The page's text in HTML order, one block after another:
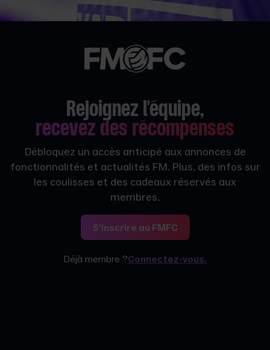
Rejoignez l'équipe,
recevez des récompenses
Débloquez un accès anticipé aux annonces de
fonctionnalités et actualités FM. Plus, des infos sur
les coulisses et des cadeaux réservés aux
membres.
S'inscrire au FMFC
Déjà membre ?Connectez-vous.